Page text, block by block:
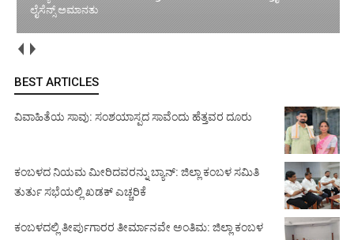
ಗ್ಯಾಸ್ ಸಿಲಿಂಡರ್ ಸ್ಪೋಟ: ಮನೆಗೆ ಹಾನಿ
BEST ARTICLES
ವಿವಾಹಿತೆಯ ಸಾವು: ಸಂಶಯಾಸ್ಪದ ಸಾವೆಂದು ಹೆತ್ತವರ ದೂರು
ಕಂಬಳದ ನಿಯಮ ಮೀರಿದವರನ್ನು ಬ್ಯಾನ್: ಜಿಲ್ಲಾ ಕಂಬಳ ಸಮಿತಿ
ತುರ್ತು ಸಭೆಯಲ್ಲಿ ಖಡಕ್ ಎಚ್ಚರಿಕೆ
ಕಂಬಳದಲ್ಲಿ ತೀರ್ಪುಗಾರರ ತೀರ್ಮಾನವೇ ಅಂತಿಮ: ಜಿಲ್ಲಾ ಕಂಬಳ